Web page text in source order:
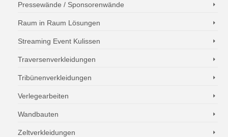
Pressewände / Sponsorenwände
Raum in Raum Lösungen
Streaming Event Kulissen
Traversenverkleidungen
Tribünenverkleidungen
Verlegearbeiten
Wandbauten
Zeltverkleidungen